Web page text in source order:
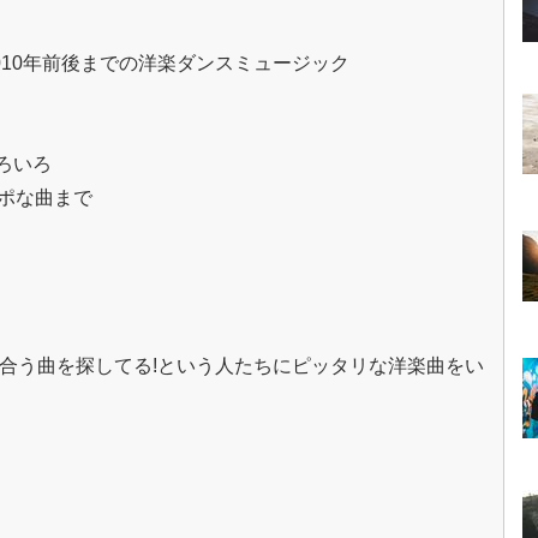
年前後までの洋楽ダンスミュージック
いろ
な曲まで
う曲を探してる!という人たちにピッタリな洋楽曲をい